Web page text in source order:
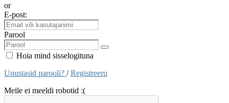
or
E-post:
Parool
Hoia mind sisselogituna
Unustasid parooli? /Registreeru
Meile ei meeldi robotid :(